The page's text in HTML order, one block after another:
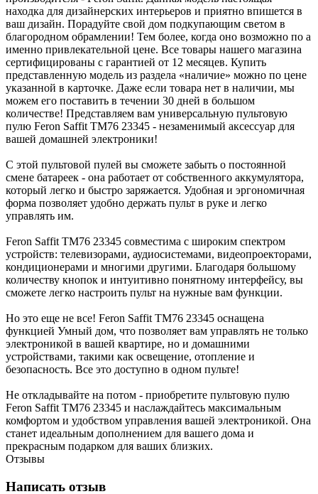
находка для дизайнерских интерьеров и приятно впишется в
ваш дизайн. Порадуйте свой дом подкупающим светом в
благородном обрамлении! Тем более, когда оно возможно по а
именно привлекательной цене. Все товары нашего магазина
сертифицированы с гарантией от 12 месяцев. Купить
представленную модель из раздела «наличие» можно по цене
указанной в карточке. Даже если товара нет в наличии, мы
можем его поставить в течении 30 дней в большом
количестве! Представляем вам универсальную пультовую
пулю Feron Saffit TM76 23345 - незаменимый аксессуар для
вашей домашней электроники!
С этой пультовой пулей вы сможете забыть о постоянной
смене батареек - она работает от собственного аккумулятора,
который легко и быстро заряжается. Удобная и эргономичная
форма позволяет удобно держать пульт в руке и легко
управлять им.
Feron Saffit TM76 23345 совместима с широким спектром
устройств: телевизорами, аудиосистемами, видеопроекторами,
кондиционерами и многими другими. Благодаря большому
количеству кнопок и интуитивно понятному интерфейсу, вы
сможете легко настроить пульт на нужные вам функции.
Но это еще не все! Feron Saffit TM76 23345 оснащена
функцией Умный дом, что позволяет вам управлять не только
электроникой в вашей квартире, но и домашними
устройствами, такими как освещение, отопление и
безопасность. Все это доступно в одном пульте!
Не откладывайте на потом - приобретите пультовую пулю
Feron Saffit TM76 23345 и наслаждайтесь максимальным
комфортом и удобством управления вашей электроникой. Она
станет идеальным дополнением для вашего дома и
прекрасным подарком для ваших близких.
Отзывы
Написать отзыв